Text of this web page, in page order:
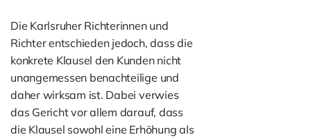
Die Karlsruher Richterinnen und
Richter entschieden jedoch, dass die
konkrete Klausel den Kunden nicht
unangemessen benachteilige und
daher wirksam ist. Dabei verwies
das Gericht vor allem darauf, dass
die Klausel sowohl eine Erhöhung als